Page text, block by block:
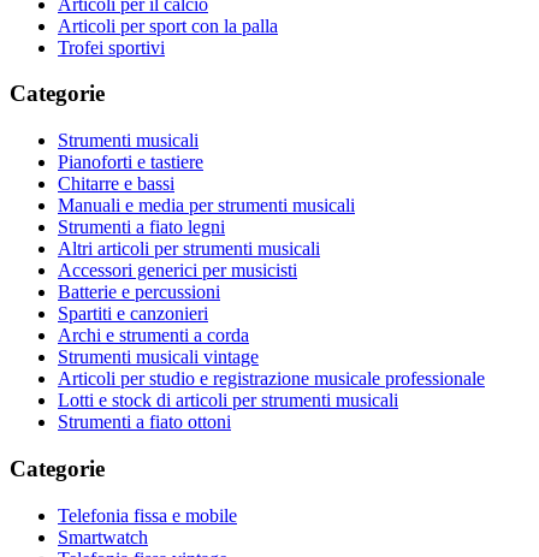
Articoli per sport con la palla
Trofei sportivi
Categorie
Strumenti musicali
Pianoforti e tastiere
Chitarre e bassi
Manuali e media per strumenti musicali
Strumenti a fiato legni
Altri articoli per strumenti musicali
Accessori generici per musicisti
Batterie e percussioni
Spartiti e canzonieri
Archi e strumenti a corda
Strumenti musicali vintage
Articoli per studio e registrazione musicale professionale
Lotti e stock di articoli per strumenti musicali
Strumenti a fiato ottoni
Categorie
Telefonia fissa e mobile
Smartwatch